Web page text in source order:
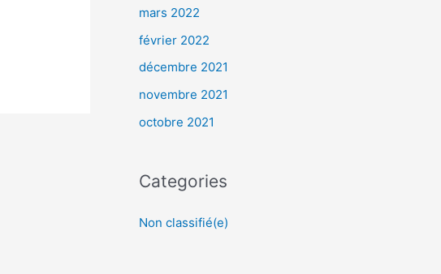
mars 2022
février 2022
décembre 2021
novembre 2021
octobre 2021
Categories
Non classifié(e)